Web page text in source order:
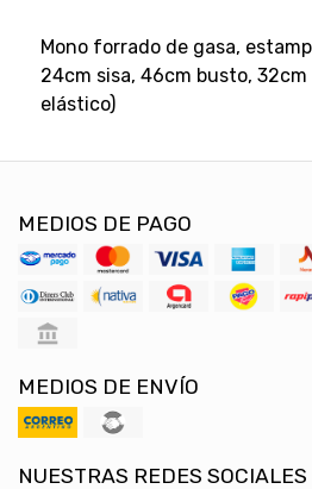
Mono forrado de gasa,
24cm sisa, 46cm busto,
elástico)
MEDIOS DE PAGO
MEDIOS DE ENVÍO
NUESTRAS REDES SOCIALES